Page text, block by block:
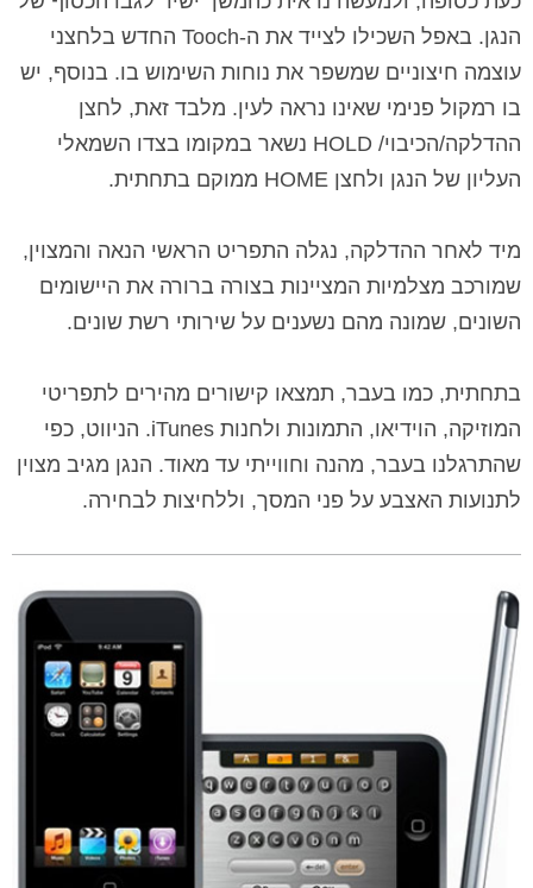
הנגן. באפל השכילו לצייד את ה-Tooch החדש בלחצני
עוצמה חיצוניים שמשפר את נוחות השימוש בו. בנוסף, יש
בו רמקול פנימי שאינו נראה לעין. מלבד זאת, לחצן
ההדלקה/הכיבוי/ HOLD נשאר במקומו בצדו השמאלי
העליון של הנגן ולחצן HOME ממוקם בתחתית.
מיד לאחר ההדלקה, נגלה התפריט הראשי הנאה והמצוין,
שמורכב מצלמיות המציינות בצורה ברורה את היישומים
השונים, שמונה מהם נשענים על שירותי רשת שונים.
בתחתית, כמו בעבר, תמצאו קישורים מהירים לתפריטי
המוזיקה, הוידיאו, התמונות ולחנות iTunes. הניווט, כפי
שהתרגלנו בעבר, מהנה וחווייתי עד מאוד. הנגן מגיב מצוין
לתנועות האצבע על פני המסך, וללחיצות לבחירה.